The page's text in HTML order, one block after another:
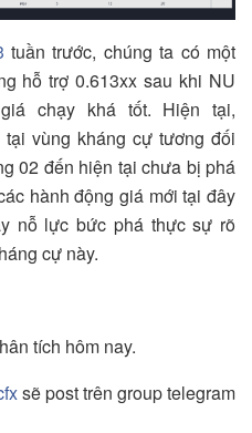
tuần trước, chúng ta có một
hỗ trợ 0.613xx sau khi NU
chạy khá tốt. Hiện tại,
vùng kháng cự tương đối
02 đến hiện tại chưa bị phá
hành động giá mới tại đây
nỗ lực bức phá thực sự rõ
cự này.
tích hôm nay.
sẽ post trên group telegram